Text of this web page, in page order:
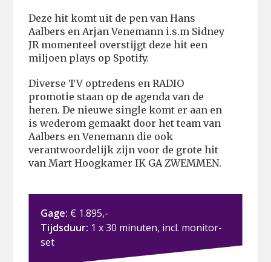
Deze hit komt uit de pen van Hans
Aalbers en Arjan Venemann i.s.m Sidney
JR momenteel overstijgt deze hit een
miljoen plays op Spotify.
Diverse TV optredens en RADIO
promotie staan op de agenda van de
heren. De nieuwe single komt er aan en
is wederom gemaakt door het team van
Aalbers en Venemann die ook
verantwoordelijk zijn voor de grote hit
van Mart Hoogkamer IK GA ZWEMMEN.
Gage: € 1.895,-
Tijdsduur: 1 x 30 minuten, incl. monitor-
set